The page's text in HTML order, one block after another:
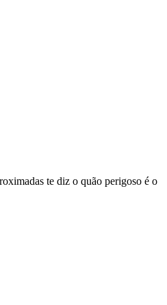
te diz o quão perigoso é o